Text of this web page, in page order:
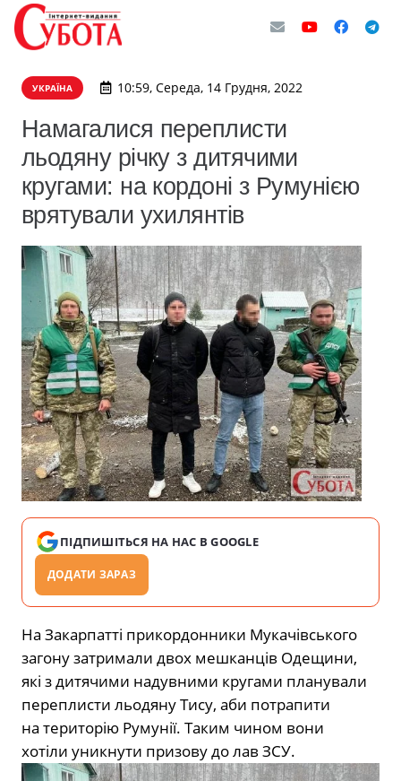
УКРАЇНА 10:59, Середа, 14 Грудня, 2022
Намагалися переплисти
льодяну річку з дитячими
кругами: на кордоні з Румунією
врятували ухилянтів
ПІДПИШІТЬСЯ НА НАС В GOOGLE
ДОДАТИ ЗАРАЗ
На Закарпатті прикордонники Мукачівського
загону затримали двох мешканців Одещини,
які з дитячими надувними кругами планували
переплисти льодяну Тису, аби потрапити
на територію Румунії. Таким чином вони
хотіли уникнути призову до лав ЗСУ.